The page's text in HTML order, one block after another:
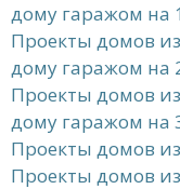
дому гаражом на
Проекты домов
дому гаражом
Проекты домов
дому гаражом
Проекты домов
Проекты домов